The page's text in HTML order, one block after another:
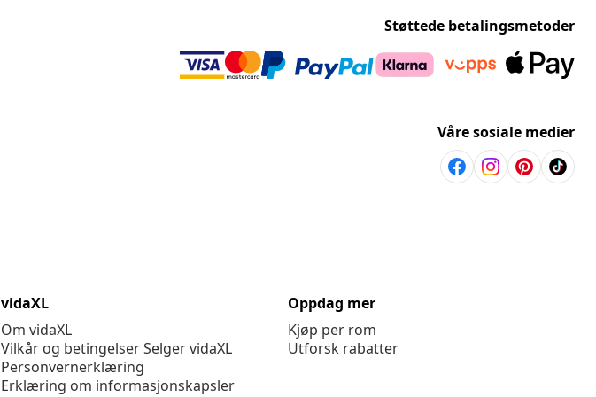
Støttede betalingsmetoder
Våre sosiale medier
vidaXL
Om vidaXL
Vilkår og betingelser Selger vidaXL
Personvernerklæring
Erklæring om informasjonskapsler
Oppdag mer
Kjøp per rom
Utforsk rabatter